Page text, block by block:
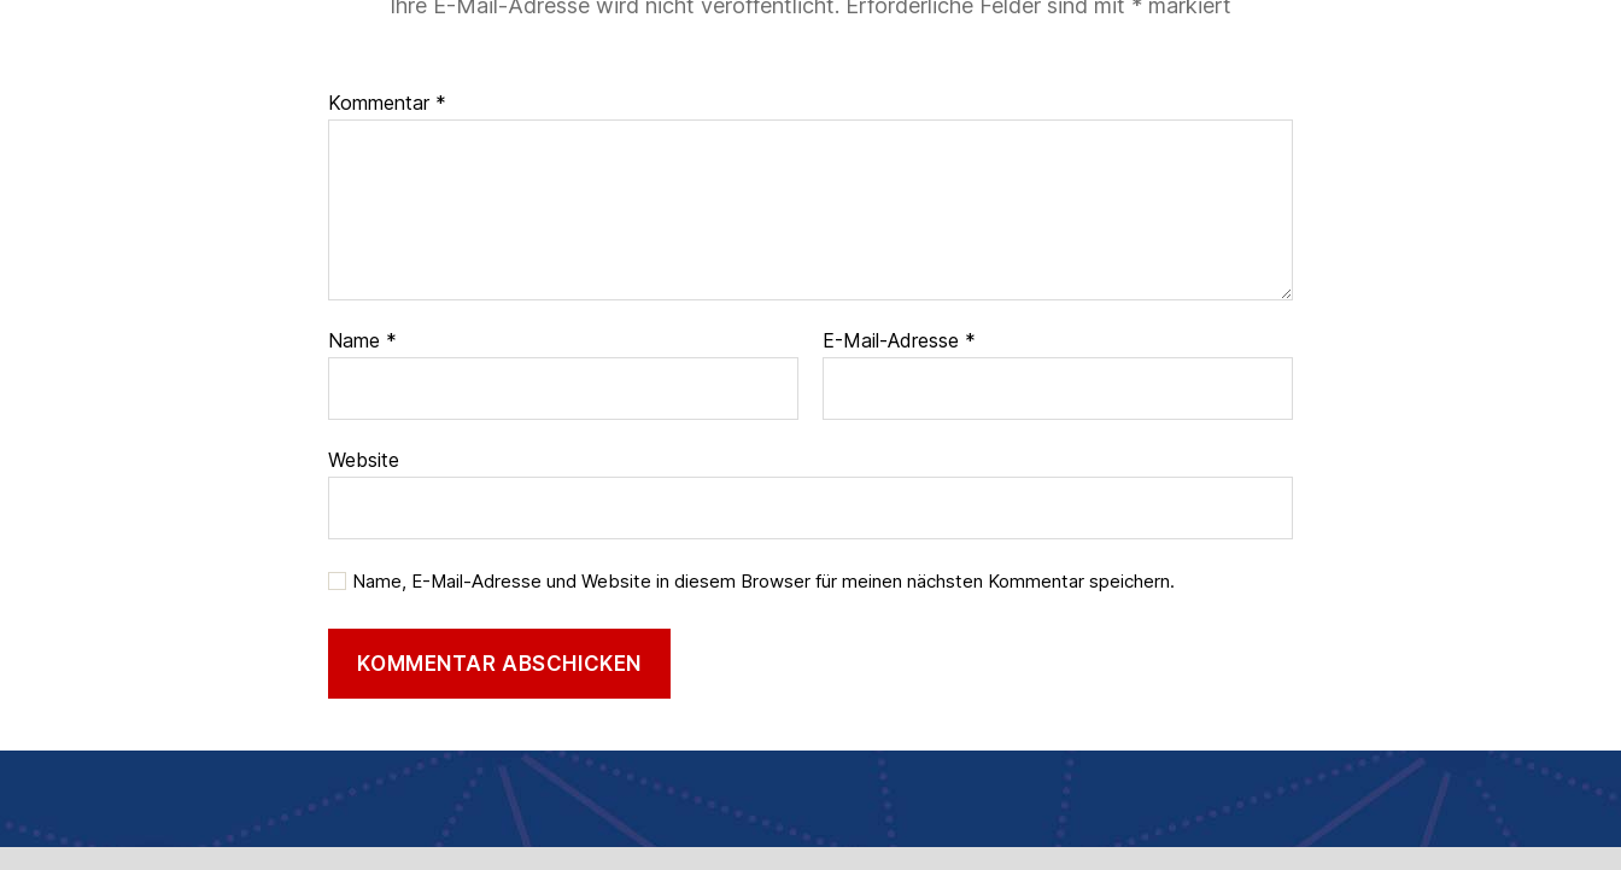
Ihre E-Mail-Adresse wird nicht veröffentlicht. Erforderliche Felder sind mit * markiert
Kommentar *
Name * E-Mail-Adresse *
Website
Name, E-Mail-Adresse und Website in diesem Browser für meinen nächsten Kommentar speichern.